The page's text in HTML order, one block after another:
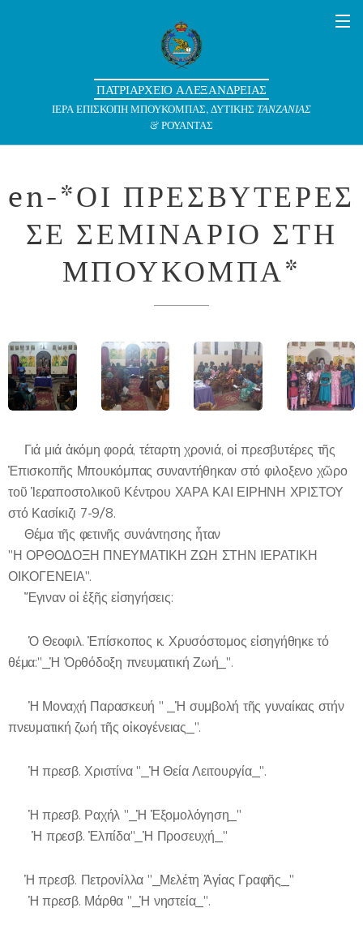
ΠΑΤΡΙΑΡΧΕΙΟ ΑΛΕΞΑΝΔΡΕΙΑΣ
ΙΕΡΑ ΕΠΙΣΚΟΠΗ ΜΠΟΥΚΟΜΠΑΣ, ΔΥΤΙΚΗΣ ΤΑΝΖΑΝΙΑΣ
& ΡΟΥΑΝΤΑΣ
en-*ΟΙ ΠΡΕΣΒΥΤΕΡΕΣ
ΣΕ ΣΕΜΙΝΑΡΙΟ ΣΤΗ
ΜΠΟΥΚΟΜΠΑ*
✍️Γιά μιά ἀκόμη φορά, τέταρτη χρονιά, οἱ πρεσβυτέρες τῆς
Ἐπισκοπῆς Μπουκόμπας συναντήθηκαν στό φιλοξενο χῶρο
τοῦ Ἱεραποστολικοῦ Κέντρου ΧΑΡΑ ΚΑΙ ΕΙΡΗΝΗ ΧΡΙΣΤΟΥ
στό Κασίκιζι 7-9/8.
📌Θέμα τῆς φετινῆς συνάντησης ἦταν
"Η ΟΡΘΟΔΟΞΗ ΠΝΕΥΜΑΤΙΚΗ ΖΩΗ ΣΤΗΝ ΙΕΡΑΤΙΚΗ
ΟΙΚΟΓΕΝΕΙΑ".
✅Ἔγιναν οἱ ἐξῆς εἰσηγήσεις:
🔸Ὁ Θεοφιλ. Ἐπίσκοπος κ. Χρυσόστομος εἰσηγήθηκε τό
θέμα:"_Ἡ Ὀρθόδοξη πνευματική Ζωή_".
🔸Ἡ Μοναχή Παρασκευή " _Ἡ συμβολή τῆς γυναίκας στήν
πνευματική ζωή τῆς οἰκογένειας_".
🔸Ἡ πρεσβ. Χριστίνα "_Ἡ Θεία Λειτουργία_".
🔸 Ἡ πρεσβ. Ραχήλ "_Ἡ Ἐξομολόγηση_"
🔸 Ἡ πρεσβ. Ἐλπίδα"_Ἡ Προσευχή_"
🔸Ἡ πρεσβ. Πετρονίλλα "_Μελέτη Ἁγίας Γραφῆς_"
🔸Ἡ πρεσβ. Μάρθα "_Ἡ νηστεία_".